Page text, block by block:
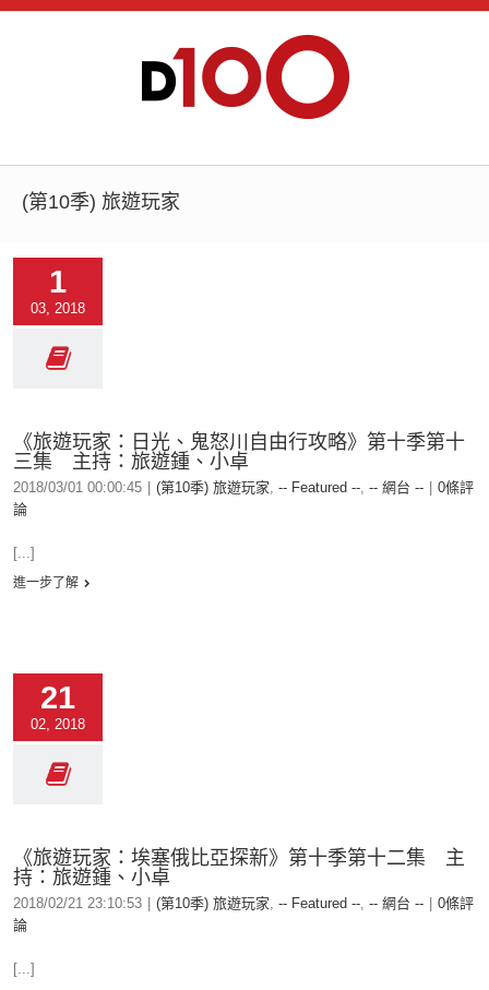
(第10季) 旅遊玩家
1
03, 2018
《旅遊玩家：日光、鬼怒川自由行攻略》第十季第十
三集 主持：旅遊鍾、小卓
2018/03/01 00:00:45 (第10季) 旅遊玩家, -- Featured --, -- 網台 --
0條評
論
[...]
進一步了解
21
02, 2018
《旅遊玩家：埃塞俄比亞探新》第十季第十二集 主
持：旅遊鍾、小卓
2018/02/21 23:10:53 (第10季) 旅遊玩家, -- Featured --, -- 網台 --
0條評
論
[...]